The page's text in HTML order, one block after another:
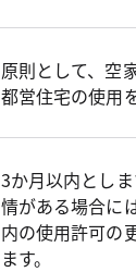
原則として、空
都営住宅の使用
3か月以内とし
情がある場合に
内の使用許可の
ます。